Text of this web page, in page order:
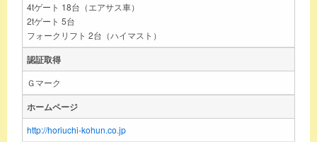
4tゲート 18台（エアサス車）
2tゲート 5台
フォークリフト 2台（ハイマスト）
認証取得
Ｇマーク
ホームページ
http://horiuchi-kohun.co.jp